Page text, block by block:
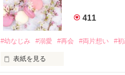
411
#幼なじみ #溺愛 #再会 #両片想い #
表紙を見る